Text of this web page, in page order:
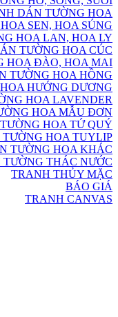
DÁN TƯỜNG HOA
SEN, HOA SÚNG
HOA LAN, HOA LY
TƯỜNG HOA CÚC
HOA ĐÀO, HOA MAI
TƯỜNG HOA HỒNG
HƯỚNG DƯƠNG
HOA LAVENDER
HOA MẪU ĐƠN
HOA TỨ QUÝ
HOA TUYLIP
TƯỜNG HOA KHÁC
THÁC NƯỚC
TRANH THỦY MẶC
BÁO GIÁ
TRANH CANVAS